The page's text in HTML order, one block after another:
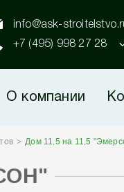
info@ask-
+7 (495) 998 27 28
О компании
Дом 11,5 на 11,5